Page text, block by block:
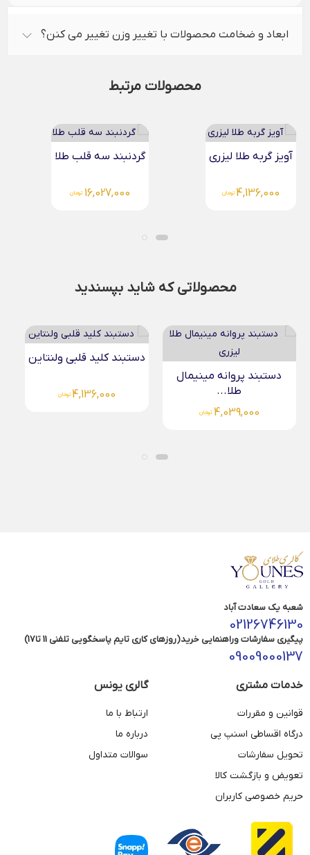
ابعاد و ضخامت محصولات با تغییر وزن تغییر می کنن؟
محصولات مرتبط
گردنبند سه قلب طلا
16,027,000
آویز کاکتوس طلا لیزری
4,136,000
محصولاتی که شاید بپسندید
دستبند کلید قلبی ولنتاین
4,136,000
آویز دو قلب تو...
4,136,000
شعبه یک سعادت آباد
02126746130
پیگیری سفارشات وراهنمایی خرید(روزهای کاری تایم پاسخگویی تلفنی 11 تا17)
09009000137
خدمات مشتری
قوانین و مقررات
درگاه اقساطی اسنپ پی
تحویل سفارشات
تعویض و بازگشت کالا
حریم خصوصی کاربران
گالری یونس
ارتباط با ما
درباره ما
سوالات متداول